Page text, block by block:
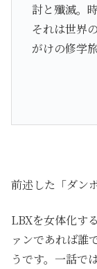
討と殲滅。
それは世界
がけの修学
前述した「ダン
LBXを女体化す
ァンであれば誰
うです。一話で